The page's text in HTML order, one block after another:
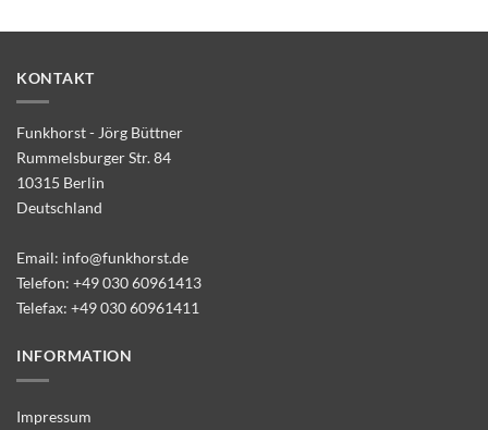
KONTAKT
Funkhorst - Jörg Büttner
Rummelsburger Str. 84
10315 Berlin
Deutschland
Email: info@funkhorst.de
Telefon: +49 030 60961413
Telefax: +49 030 60961411
INFORMATION
Impressum